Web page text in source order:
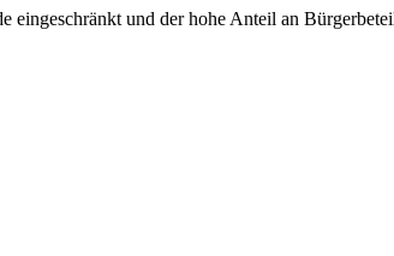
eingeschränkt und der hohe Anteil an